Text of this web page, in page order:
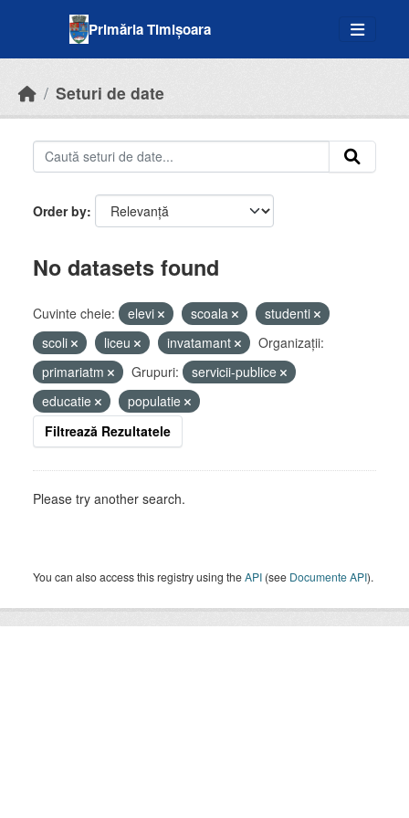
Primăria Timișoara
Seturi de date
Order by
No datasets found
Cuvinte cheie: elevi scoala
studenti
scoli
liceu invatamant
Organizații:
primariatm
Grupuri:
servicii-publice
educatie
populatie
Filtrează Rezultatele
Please try another search.
You can also access this registry using theAPI (see Documente API).